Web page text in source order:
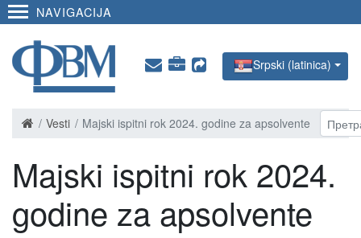
NAVIGACIJA
Srpski (latinica)
Vesti Majski ispitni rok 2024. godine za apsolvente
Majski ispitni rok 2024.
godine za apsolvente